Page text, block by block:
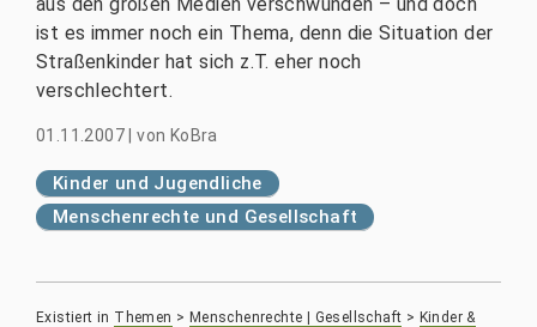
ist es immer noch ein Thema, denn die Situation der
Straßenkinder hat sich z.T. eher noch
verschlechtert.
01.11.2007 |von KoBra
Kinder und Jugendliche
Menschenrechte und Gesellschaft
Existiert in Themen > Menschenrechte | Gesellschaft > Kinder &